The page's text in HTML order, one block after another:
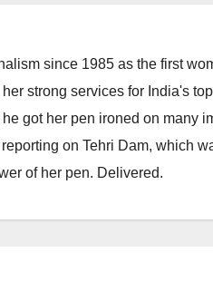
since 1985 as the first
strong services for India's
got her pen ironed on many
on Tehri Dam, which
of her pen. Delivered.